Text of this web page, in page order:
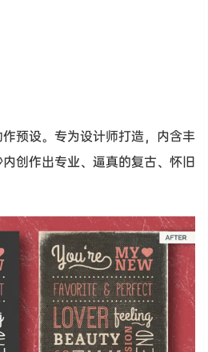
预设。专为设计师打造，内含丰
创作出专业、逼真的复古、怀旧